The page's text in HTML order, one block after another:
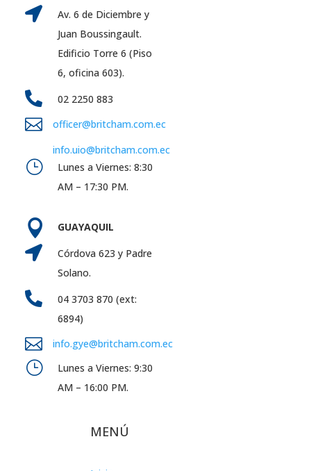

Av. 6 de Diciembre y
Juan Boussingault.
Edificio Torre 6 (Piso
6, oficina 603).
 02 2250 883

officer@britcham.com.ec
info.uio@britcham.com.ec
}
Lunes a Viernes: 8:30
AM – 17:30 PM.
 GUAYAQUIL

Córdova 623 y Padre
Solano.

04 3703 870 (ext:
6894)
 info.gye@britcham.com.ec
}
Lunes a Viernes: 9:30
AM – 16:00 PM.
MENÚ